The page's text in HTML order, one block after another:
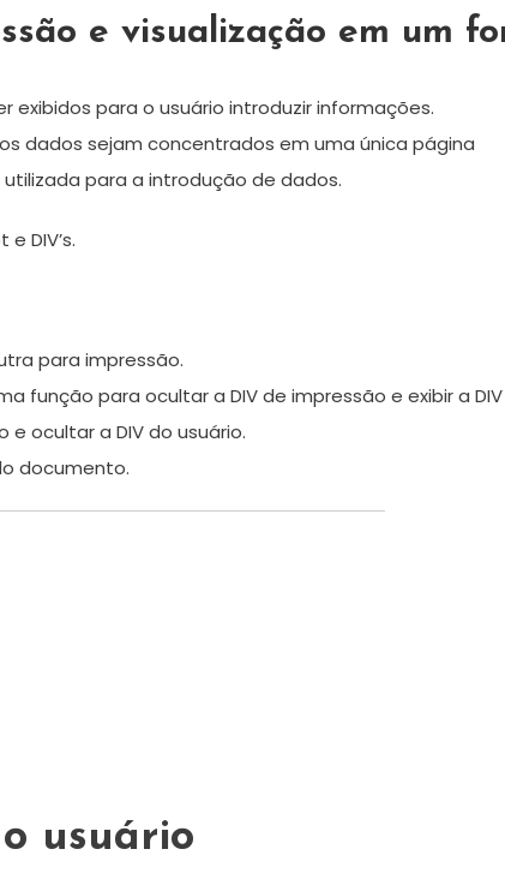
e visualização em um
exibidos para o usuário introduzir informações.
dados sejam concentrados em uma única página
para a introdução de dados.
DIV’s.
para impressão.
função para ocultar a DIV de impressão e exibir a
ocultar a DIV do usuário.
documento.
usuário